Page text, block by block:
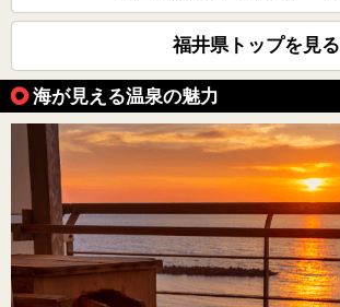
福井県トップを見る
海が見える温泉の魅力